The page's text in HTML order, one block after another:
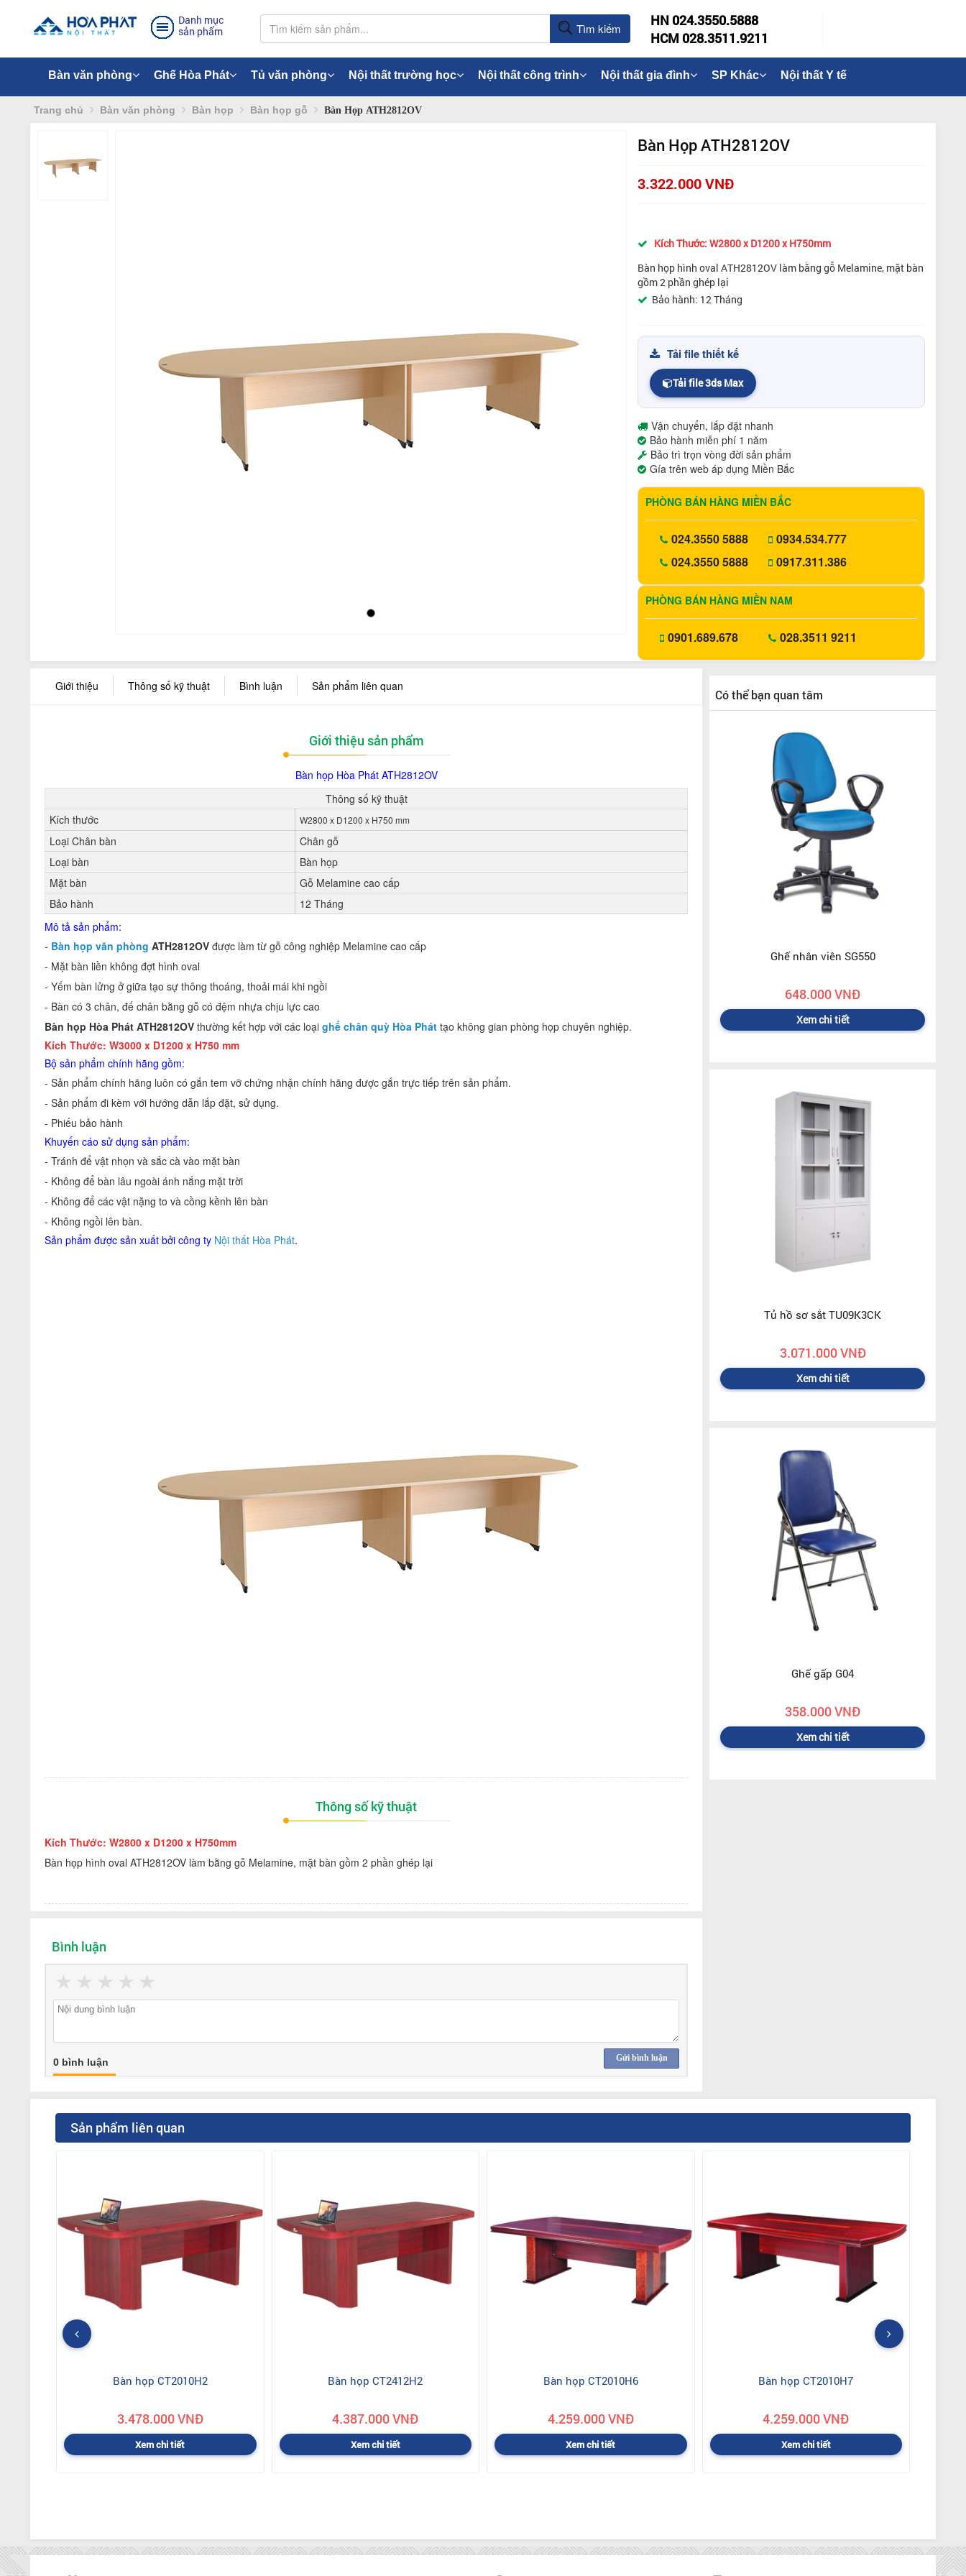
Danh mục
sản phẩm
Tìm kiếm
HN 024.3550.5888
HCM 028.3511.9211
Bàn văn phòng Ghế Hòa Phát Tủ văn phòng Nội thất trường học Nội thất công trình Nội thất gia đình SP Khác Nội thất Y tế
Trang chủ Bàn văn phòng Bàn họp Bàn họp gỗ Bàn Họp ATH2812OV
Bàn Họp ATH2812OV
3.322.000 VNĐ
Kích Thước: W2800 x D1200 x H750mm
Bàn họp hình oval ATH2812OV làm bằng gỗ Melamine, mặt bàn
gồm 2 phần ghép lại
Bảo hành: 12 Tháng
Tải file thiết kế
Tải file 3ds Max
Vận chuyển, lắp đặt nhanh
Bảo hành miễn phí 1 năm
Bảo trì trọn vòng đời sản phẩm
Gía trên web áp dụng Miền Bắc
PHÒNG BÁN HÀNG MIỀN BẮC
024.3550 5888
024.3550 5888
0934.534.777
0917.311.386
PHÒNG BÁN HÀNG MIỀN NAM
0901.689.678 028.3511 9211
Giới thiệu Thông số kỹ thuật Bình luận Sản phẩm liên quan
Giới thiệu sản phẩm
Bàn họp Hòa PhátATH2812OV
Thông số kỹ thuật
Kích thước
W2800 x D1200 x H750 mm
Loại Chân bàn
Chân gỗ
Loại bàn
Bàn họp
Mặt bàn
Gỗ Melamine cao cấp
Bảo hành
12 Tháng
Mô tả sản phẩm:
- Bàn họp văn phòng ATH2812OV được làm từ gỗ công nghiệp Melamine cao cấp
- Mặt bàn liền không đợt hình oval
- Yếm bàn lửng ở giữa tạo sự thông thoáng, thoải mái khi ngồi
- Bàn có 3 chân, đế chân bằng gỗ có đệm nhựa chịu lực cao
Bàn họp Hòa Phát ATH2812OV thường kết hợp với các loại ghế chân quỳ Hòa Phát tạo không gian phòng họp chuyên nghiệp.
Kích Thước: W3000 x D1200 x H750 mm
Bộ sản phẩm chính hãng gồm:
- Sản phẩm chính hãng luôn có gắn tem vỡ chứng nhận chính hãng được gắn trực tiếp trên sản phẩm.
- Sản phẩm đi kèm với hướng dẫn lắp đặt, sử dụng.
- Phiếu bảo hành
Khuyến cáo sử dụng sản phẩm:
- Tránh để vật nhọn và sắc cà vào mặt bàn
- Không để bàn lâu ngoài ánh nắng mặt trời
- Không để các vật nặng to và cồng kềnh lên bàn
- Không ngồi lên bàn.
Sản phẩm được sản xuất bởi công ty Nội thất Hòa Phát.
Thông số kỹ thuật
Kích Thước: W2800 x D1200 x H750mm
Bàn họp hình oval ATH2812OV làm bằng gỗ Melamine, mặt bàn gồm 2 phần ghép lại
Bình luận
★
★
★
★
★
Gửi bình luận
0 bình luận
Có thể bạn quan tâm
Ghế nhân viên SG550
648.000 VNĐ
Xem chi tiết
Tủ hồ sơ sắt TU09K3CK
3.071.000 VNĐ
Xem chi tiết
Ghế gấp G04
358.000 VNĐ
Xem chi tiết
Sản phẩm liên quan
Bàn họp CT2010H2
3.478.000 VNĐ
Xem chi tiết
Bàn họp CT2412H2
4.387.000 VNĐ
Xem chi tiết
Bàn họp CT2010H6
4.259.000 VNĐ
Xem chi tiết
Bàn họp CT2010H7
4.259.000 VNĐ
Xem chi tiết